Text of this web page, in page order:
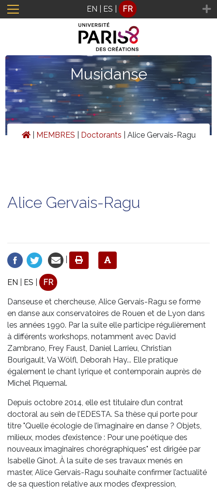
Panneau de gestion des cookies
EN ES FR
Musidanse
MEMBRES Doctorants Alice Gervais-Ragu
Alice Gervais-Ragu
EN ES FR
Danseuse et chercheuse, Alice Gervais-Ragu se forme
en danse aux conservatoires de Rouen et de Lyon dans
les années 1990. Par la suite elle participe régulièrement
à différents workshops, notamment avec David
Zambrano, Frey Faust, Daniel Larrieu, Christian
Bourigault, Va Wölfl, Deborah Hay... Elle pratique
également le chant lyrique et contemporain auprès de
Michel Piquemal.
Depuis octobre 2014, elle est titulaire d’un contrat
doctoral au sein de l’EDESTA. Sa thèse qui porte pour
titre "Quelle écologie de l’imaginaire en danse ? Objets,
milieux, modes d’existence : Pour une poétique des
nouveaux imaginaires chorégraphiques" est dirigée par
Isabelle Ginot. À la suite de ses travaux menés en
master, Alice Gervais-Ragu souhaite confirmer l’actualité
de sa question relative aux modes d’expression,